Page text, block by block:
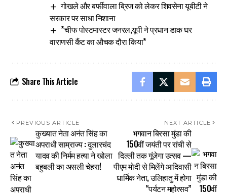
गोखले और बर्फीवाला ब्रिज को लेकर शिवसेना यूबीटी ने
सरकार पर साधा निशाना
*चीफ पोस्टमास्टर जनरल,यूपी ने प्रधान डाक घर
वाराणसी कैंट का औचक दौरा किया*
Share This Article
PREVIOUS ARTICLE
कुख्यात नेता अनंत सिंह का
अपराधी साम्राज्य : दुलारचंद
यादव की निर्मम हत्या ने खोला
बहुबली का असली चेहरा!
NEXT ARTICLE
भगवान बिरसा मुंडा की
150वीं जयंती पर रांची से
दिल्ली तक गूंजेगा उत्सव —
पीएम मोदी से मिलेंगे आदिवासी
धार्मिक नेता, उलिहातु में होगा
“पर्यटन महोत्सव”